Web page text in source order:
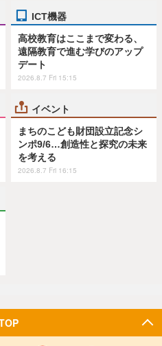
ICT機器
高校教育はここまで変わる、
遠隔教育で進む学びのアップ
デート
2026.8.7 Fri 15:15
イベント
まちのこども財団設立記念シ
ンポ9/6…創造性と探究の未来
を考える
2026.8.7 Fri 16:15